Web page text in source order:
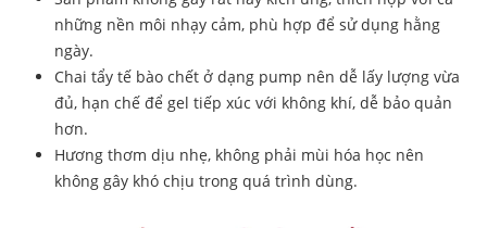
những nền môi nhạy cảm, phù hợp để sử dụng hằng
ngày.
Chai tẩy tế bào chết ở dạng pump nên dễ lấy lượng vừa
đủ, hạn chế để gel tiếp xúc với không khí, dễ bảo quản
hơn.
Hương thơm dịu nhẹ, không phải mùi hóa học nên
không gây khó chịu trong quá trình dùng.